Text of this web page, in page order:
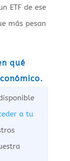
ETF de ese
más pesan
qué
a tu